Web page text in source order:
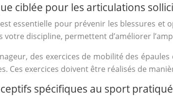
ciblée pour les articulations
essentielle pour prévenir les blessures et
votre discipline, permettent d’améliorer
des exercices de mobilité des
Ces exercices doivent être réalisés de
spécifiques au sport pratiqué